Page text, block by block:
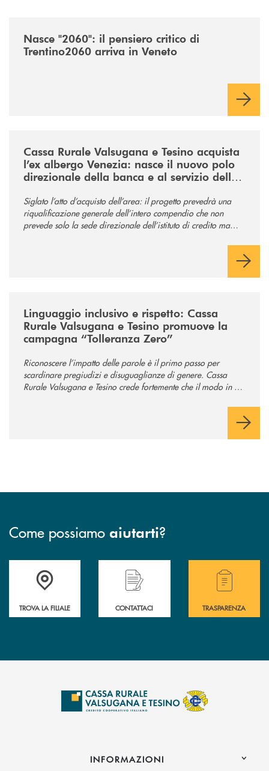
Nasce "2060": il pensiero critico di
Trentino2060 arriva in Veneto
Cassa Rurale Valsugana e Tesino acquista
l’ex albergo Venezia: nasce il nuovo polo
direzionale della banca e al servizio della
Siglato l’atto d’acquisto dell’area: il progetto prevedrà una
riqualificazione generale dell’intero compendio che non
prevede solo la sede direzionale dell’istituto di credito ma
Linguaggio inclusivo e rispetto: Cassa
Rurale Valsugana e Tesino promuove la
campagna “Tolleranza Zero”
Riconoscere l’impatto delle parole è il primo passo per
scardinare pregiudizi e disuguaglianze di genere. Cassa
Rurale Valsugana e Tesino crede fortemente che il modo in cui
Come possiamo aiutarti?
Accedi all' elenco completo delle filiali .
TROVA LA FILIALE
Hai bisogno di assistenza immediata?
CONTATTACI
Hai bisogno di
TRASPARENZA
INFORMAZIONI